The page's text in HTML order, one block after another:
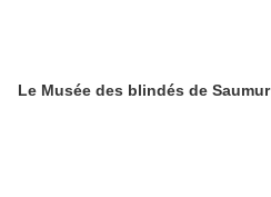
Le Musée des blindés de Saumur